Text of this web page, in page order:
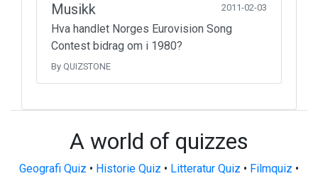
Musikk 2011-02-03
Hva handlet Norges Eurovision Song
Contest bidrag om i 1980?
By QUIZSTONE
A world of quizzes
Geografi Quiz • Historie Quiz • Litteratur Quiz • Filmquiz •